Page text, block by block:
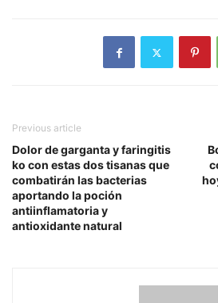
Previous article
Dolor de garganta y faringitis
ko con estas dos tisanas que
combatirán las bacterias
aportando la poción
antiinflamatoria y
antioxidante natural